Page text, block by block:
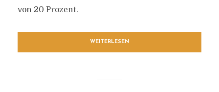
von 20 Prozent.
WEITERLESEN